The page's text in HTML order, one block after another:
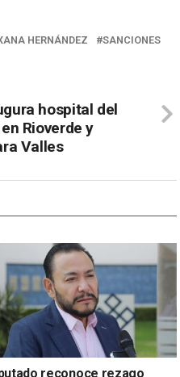
HERNÁNDEZ
SANCIONES
hospital del
Rioverde y
Valles
reconoce rezago